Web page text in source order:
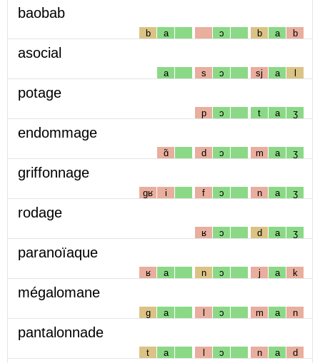
baobab
b a ɔ b a b
asocial
a s ɔ sj a l
potage
p ɔ t a ʒ
endommage
ɑ̃ d ɔ m a ʒ
griffonnage
gʁ i f ɔ n a ʒ
rodage
ʁ ɔ d a ʒ
paranoïaque
ʁ a n ɔ j a k
mégalomane
g a l ɔ m a n
pantalonnade
t a l ɔ n a d